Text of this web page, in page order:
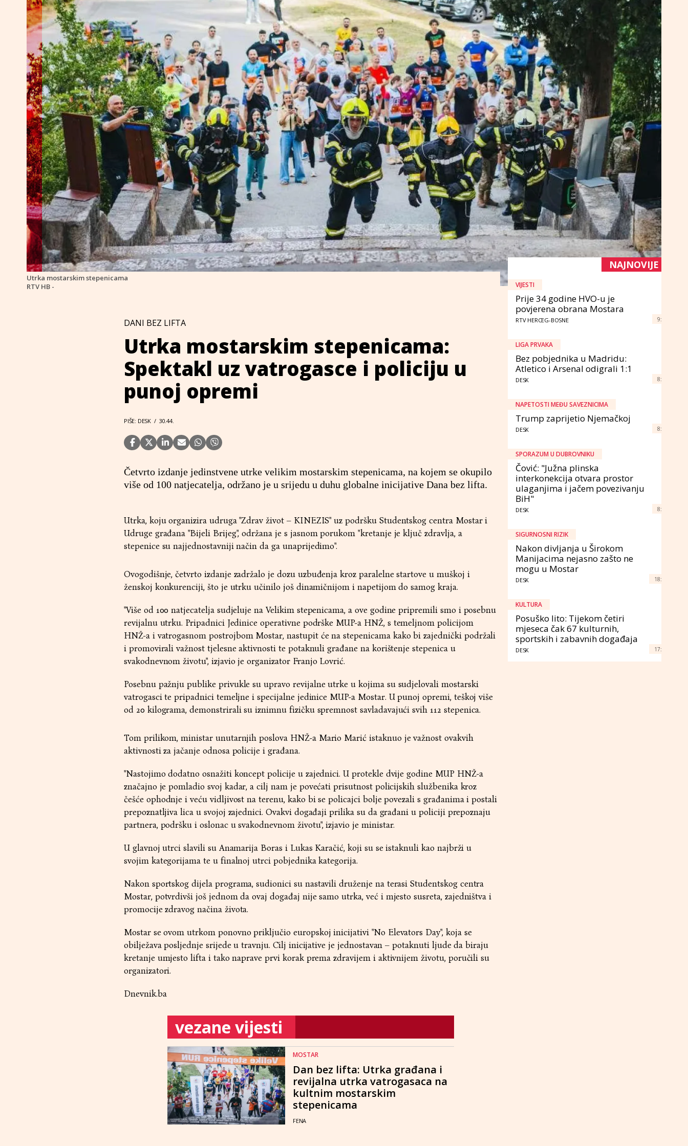
Utrka mostarskim stepenicama
RTV HB -
DANI BEZ LIFTA
Utrka mostarskim stepenicama:
Spektakl uz vatrogasce i policiju u
punoj opremi
PIŠE: DESK / 30.44.
Četvrto izdanje jedinstvene utrke velikim mostarskim stepenicama, na kojem se okupilo
više od 100 natjecatelja, održano je u srijedu u duhu globalne inicijative Dana bez lifta.
Utrka, koju organizira udruga "Zdrav život – KINEZIS" uz podršku Studentskog centra Mostar i
Udruge građana "Bijeli Brijeg", održana je s jasnom porukom "kretanje je ključ zdravlja, a
stepenice su najjednostavniji način da ga unaprijedimo".
Ovogodišnje, četvrto izdanje zadržalo je dozu uzbuđenja kroz paralelne startove u muškoj i
ženskoj konkurenciji, što je utrku učinilo još dinamičnijom i napetijom do samog kraja.
"Više od 100 natjecatelja sudjeluje na Velikim stepenicama, a ove godine pripremili smo i posebnu
revijalnu utrku. Pripadnici Jedinice operativne podrške MUP-a HNŽ, s temeljnom policijom
HNŽ-a i vatrogasnom postrojbom Mostar, nastupit će na stepenicama kako bi zajednički podržali
i promovirali važnost tjelesne aktivnosti te potaknuli građane na korištenje stepenica u
svakodnevnom životu", izjavio je organizator Franjo Lovrić.
Posebnu pažnju publike privukle su upravo revijalne utrke u kojima su sudjelovali mostarski
vatrogasci te pripadnici temeljne i specijalne jedinice MUP-a Mostar. U punoj opremi, teškoj više
od 20 kilograma, demonstrirali su iznimnu fizičku spremnost savladavajući svih 112 stepenica.
Tom prilikom, ministar unutarnjih poslova HNŽ-a Mario Marić istaknuo je važnost ovakvih
aktivnosti za jačanje odnosa policije i građana.
"Nastojimo dodatno osnažiti koncept policije u zajednici. U protekle dvije godine MUP HNŽ-a
značajno je pomladio svoj kadar, a cilj nam je povećati prisutnost policijskih službenika kroz
češće ophodnje i veću vidljivost na terenu, kako bi se policajci bolje povezali s građanima i postali
prepoznatljiva lica u svojoj zajednici. Ovakvi događaji prilika su da građani u policiji prepoznaju
partnera, podršku i oslonac u svakodnevnom životu", izjavio je ministar.
U glavnoj utrci slavili su Anamarija Boras i Lukas Karačić, koji su se istaknuli kao najbrži u
svojim kategorijama te u finalnoj utrci pobjednika kategorija.
Nakon sportskog dijela programa, sudionici su nastavili druženje na terasi Studentskog centra
Mostar, potvrdivši još jednom da ovaj događaj nije samo utrka, već i mjesto susreta, zajedništva i
promocije zdravog načina života.
Mostar se ovom utrkom ponovno priključio europskoj inicijativi "No Elevators Day", koja se
obilježava posljednje srijede u travnju. Cilj inicijative je jednostavan – potaknuti ljude da biraju
kretanje umjesto lifta i tako naprave prvi korak prema zdravijem i aktivnijem životu, poručili su
organizatori.
Dnevnik.ba
vezane vijesti
MOSTAR
Dan bez lifta: Utrka građana i
revijalna utrka vatrogasaca na
kultnim mostarskim
stepenicama
FENA
NAJNOVIJE
VIJESTI
Prije 34 godine HVO-u je
povjerena obrana Mostara
RTV HERCEG-BOSNE 9:
LIGA PRVAKA
Bez pobjednika u Madridu:
Atletico i Arsenal odigrali 1:1
DESK 8:
NAPETOSTI MEĐU SAVEZNICIMA
Trump zaprijetio Njemačkoj
DESK 8:
SPORAZUM U DUBROVNIKU
Čović: "Južna plinska
interkonekcija otvara prostor
ulaganjima i jačem povezivanju
BiH"
DESK 8:
SIGURNOSNI RIZIK
Nakon divljanja u Širokom
Manijacima nejasno zašto ne
mogu u Mostar
DESK 18:
KULTURA
Posuško lito: Tijekom četiri
mjeseca čak 67 kulturnih,
sportskih i zabavnih događaja
DESK 17: